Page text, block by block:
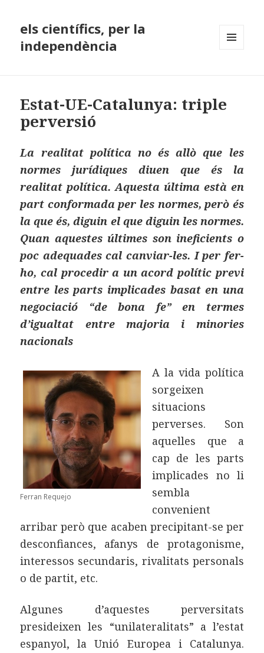
els científics, per la
independència
Estat-UE-Catalunya: triple
perversió
La realitat política no és allò que les
normes jurídiques diuen que és la
realitat política. Aquesta última està en
part conformada per les normes, però és
la que és, diguin el que diguin les normes.
Quan aquestes últimes son ineficients o
poc adequades cal canviar-les. I per fer-
ho, cal procedir a un acord polític previ
entre les parts implicades basat en una
negociació “de bona fe” en termes
d’igualtat entre majoria i minories
nacionals
Ferran Requejo
A la vida política
sorgeixen
situacions
perverses. Son
aquelles que a
cap de les parts
implicades no li
sembla
convenient
arribar però que acaben precipitant-se per
desconfiances, afanys de protagonisme,
interessos secundaris, rivalitats personals
o de partit, etc.
Algunes d’aquestes perversitats
presideixen les “unilateralitats” a l’estat
espanyol, la Unió Europea i Catalunya.